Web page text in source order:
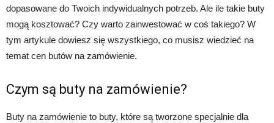
dopasowane do Twoich indywidualnych potrzeb. Ale ile takie buty
mogą kosztować? Czy warto zainwestować w coś takiego? W
tym artykule dowiesz się wszystkiego, co musisz wiedzieć na
temat cen butów na zamówienie.
Czym są buty na zamówienie?
Buty na zamówienie to buty, które są tworzone specjalnie dla